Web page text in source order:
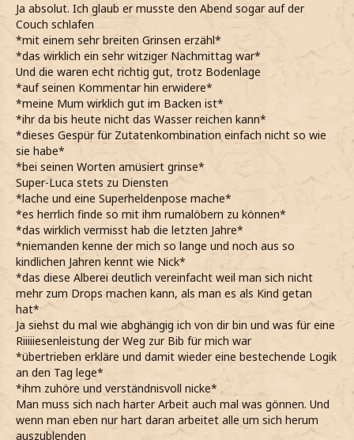
Ja absolut. Ich glaub er musste den Abend sogar auf der
Couch schlafen
*mit einem sehr breiten Grinsen erzähl*
*das wirklich ein sehr witziger Nachmittag war*
Und die waren echt richtig gut, trotz Bodenlage
*auf seinen Kommentar hin erwidere*
*meine Mum wirklich gut im Backen ist*
*ihr da bis heute nicht das Wasser reichen kann*
*dieses Gespür für Zutatenkombination einfach nicht so wie
sie habe*
*bei seinen Worten amüsiert grinse*
Super-Luca stets zu Diensten
*lache und eine Superheldenpose mache*
*es herrlich finde so mit ihm rumalöbern zu können*
*das wirklich vermisst hab die letzten Jahre*
*niemanden kenne der mich so lange und noch aus so
kindlichen Jahren kennt wie Nick*
*das diese Alberei deutlich vereinfacht weil man sich nicht
mehr zum Drops machen kann, als man es als Kind getan
hat*
Ja siehst du mal wie abghängig ich von dir bin und was für eine
Riiiiiesenleistung der Weg zur Bib für mich war
*übertrieben erkläre und damit wieder eine bestechende Logik
an den Tag lege*
*ihm zuhöre und verständnisvoll nicke*
Man muss sich nach harter Arbeit auch mal was gönnen. Und
wenn man eben nur hart daran arbeitet alle um sich herum
auszublenden